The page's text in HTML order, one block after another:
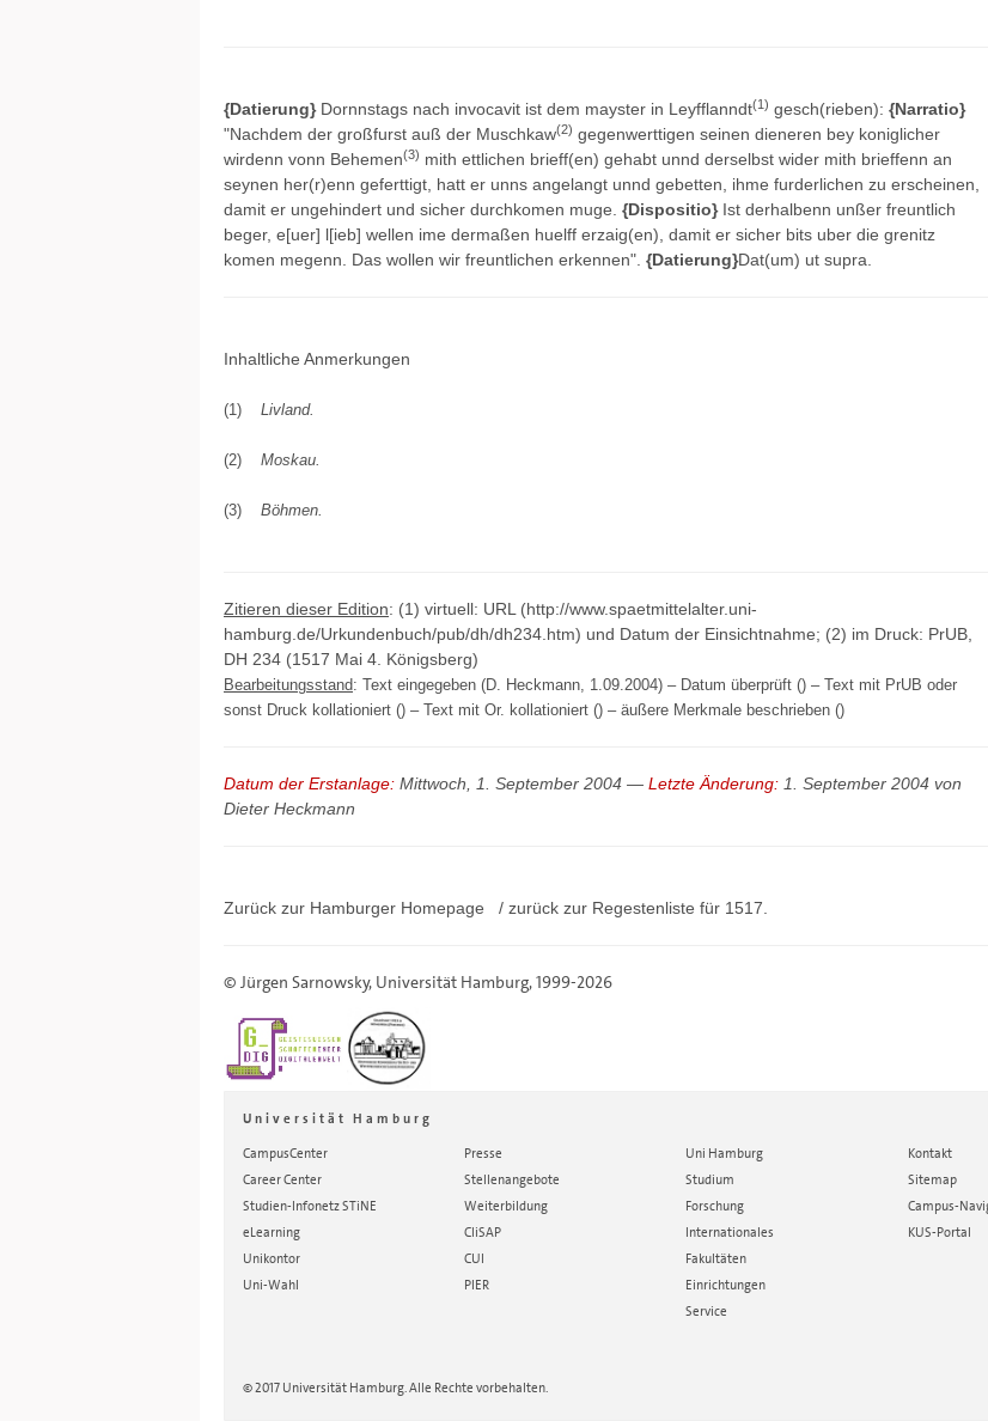
{Datierung}Dornnstags nach invocavit ist dem mayster in Leyfflanndt(1) gesch(rieben): {Narratio}
"Nachdem der großfurst auß der Muschkaw(2) gegenwerttigen seinen dieneren bey koniglicher
wirdenn vonn Behemen(3) mith ettlichen brieff(en) gehabt unnd derselbst wider mith brieffenn an
seynen her(r)enn geferttigt, hatt er unns angelangt unnd gebetten, ihme furderlichen zu erscheinen,
damit er ungehindert und sicher durchkomen muge. {Dispositio}Ist derhalbenn unßer freuntlich
beger, e[uer] l[ieb] wellen ime dermaßen huelff erzaig(en), damit er sicher bits uber die grenitz
komen megenn. Das wollen wir freuntlichen erkennen". {Datierung}Dat(um) ut supra.
Inhaltliche Anmerkungen
(1) Livland.
(2) Moskau.
(3) Böhmen.
Zitieren dieser Edition: (1) virtuell: URL (http://www.spaetmittelalter.uni-
hamburg.de/Urkundenbuch/pub/dh/dh234.htm) und Datum der Einsichtnahme; (2) im Druck: PrUB,
DH 234 (1517 Mai 4. Königsberg)
Bearbeitungsstand: Text eingegeben (D. Heckmann, 1.09.2004) – Datum überprüft () – Text mit PrUB oder
sonst Druck kollationiert () – Text mit Or. kollationiert () – äußere Merkmale beschrieben ()
Datum der Erstanlage: Mittwoch, 1. September 2004 — Letzte Änderung: 1. September 2004 von
Dieter Heckmann
Zurück zur Hamburger Homepage / zurück zur Regestenliste für 1517.
© Jürgen Sarnowsky, Universität Hamburg, 1999-2026